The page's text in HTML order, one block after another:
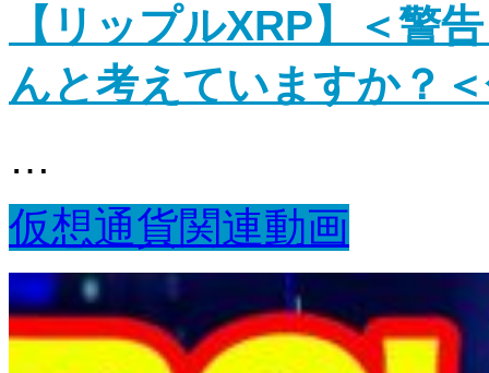
【リップルXRP】＜警
んと考えていますか？
…
仮想通貨関連動画